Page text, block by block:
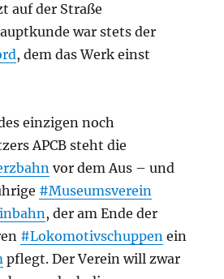
auf der Straße
war stets der
, dem das Werk einst
einzigen noch
APCB steht die
vor dem Aus – und
#Museumsverein
, der am Ende der
#Lokomotivschuppen ein
pflegt. Der Verein will zwar